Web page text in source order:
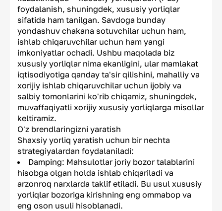
foydalanish, shuningdek, xususiy yorliqlar
sifatida ham tanilgan. Savdoga bunday
yondashuv chakana sotuvchilar uchun ham,
ishlab chiqaruvchilar uchun ham yangi
imkoniyatlar ochadi. Ushbu maqolada biz
xususiy yorliqlar nima ekanligini, ular mamlakat
iqtisodiyotiga qanday ta'sir qilishini, mahalliy va
xorijiy ishlab chiqaruvchilar uchun ijobiy va
salbiy tomonlarini ko'rib chiqamiz, shuningdek,
muvaffaqiyatli xorijiy xususiy yorliqlarga misollar
keltiramiz.
O'z brendlaringizni yaratish
Shaxsiy yorliq yaratish uchun bir nechta
strategiyalardan foydalaniladi:
Damping: Mahsulotlar joriy bozor talablarini
hisobga olgan holda ishlab chiqariladi va
arzonroq narxlarda taklif etiladi. Bu usul xususiy
yorliqlar bozoriga kirishning eng ommabop va
eng oson usuli hisoblanadi.